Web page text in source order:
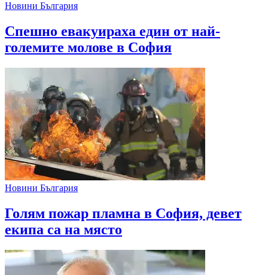
Новини България
Спешно евакуираха един от най-
големите молове в София
Новини България
Голям пожар пламна в София, девет
екипа са на място